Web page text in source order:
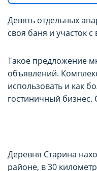
Девять отдельных
своя баня и участок
Такое предложение
объявлений.
использовать и как
гостиничный бизнес.
Деревня Старина
районе, в 30